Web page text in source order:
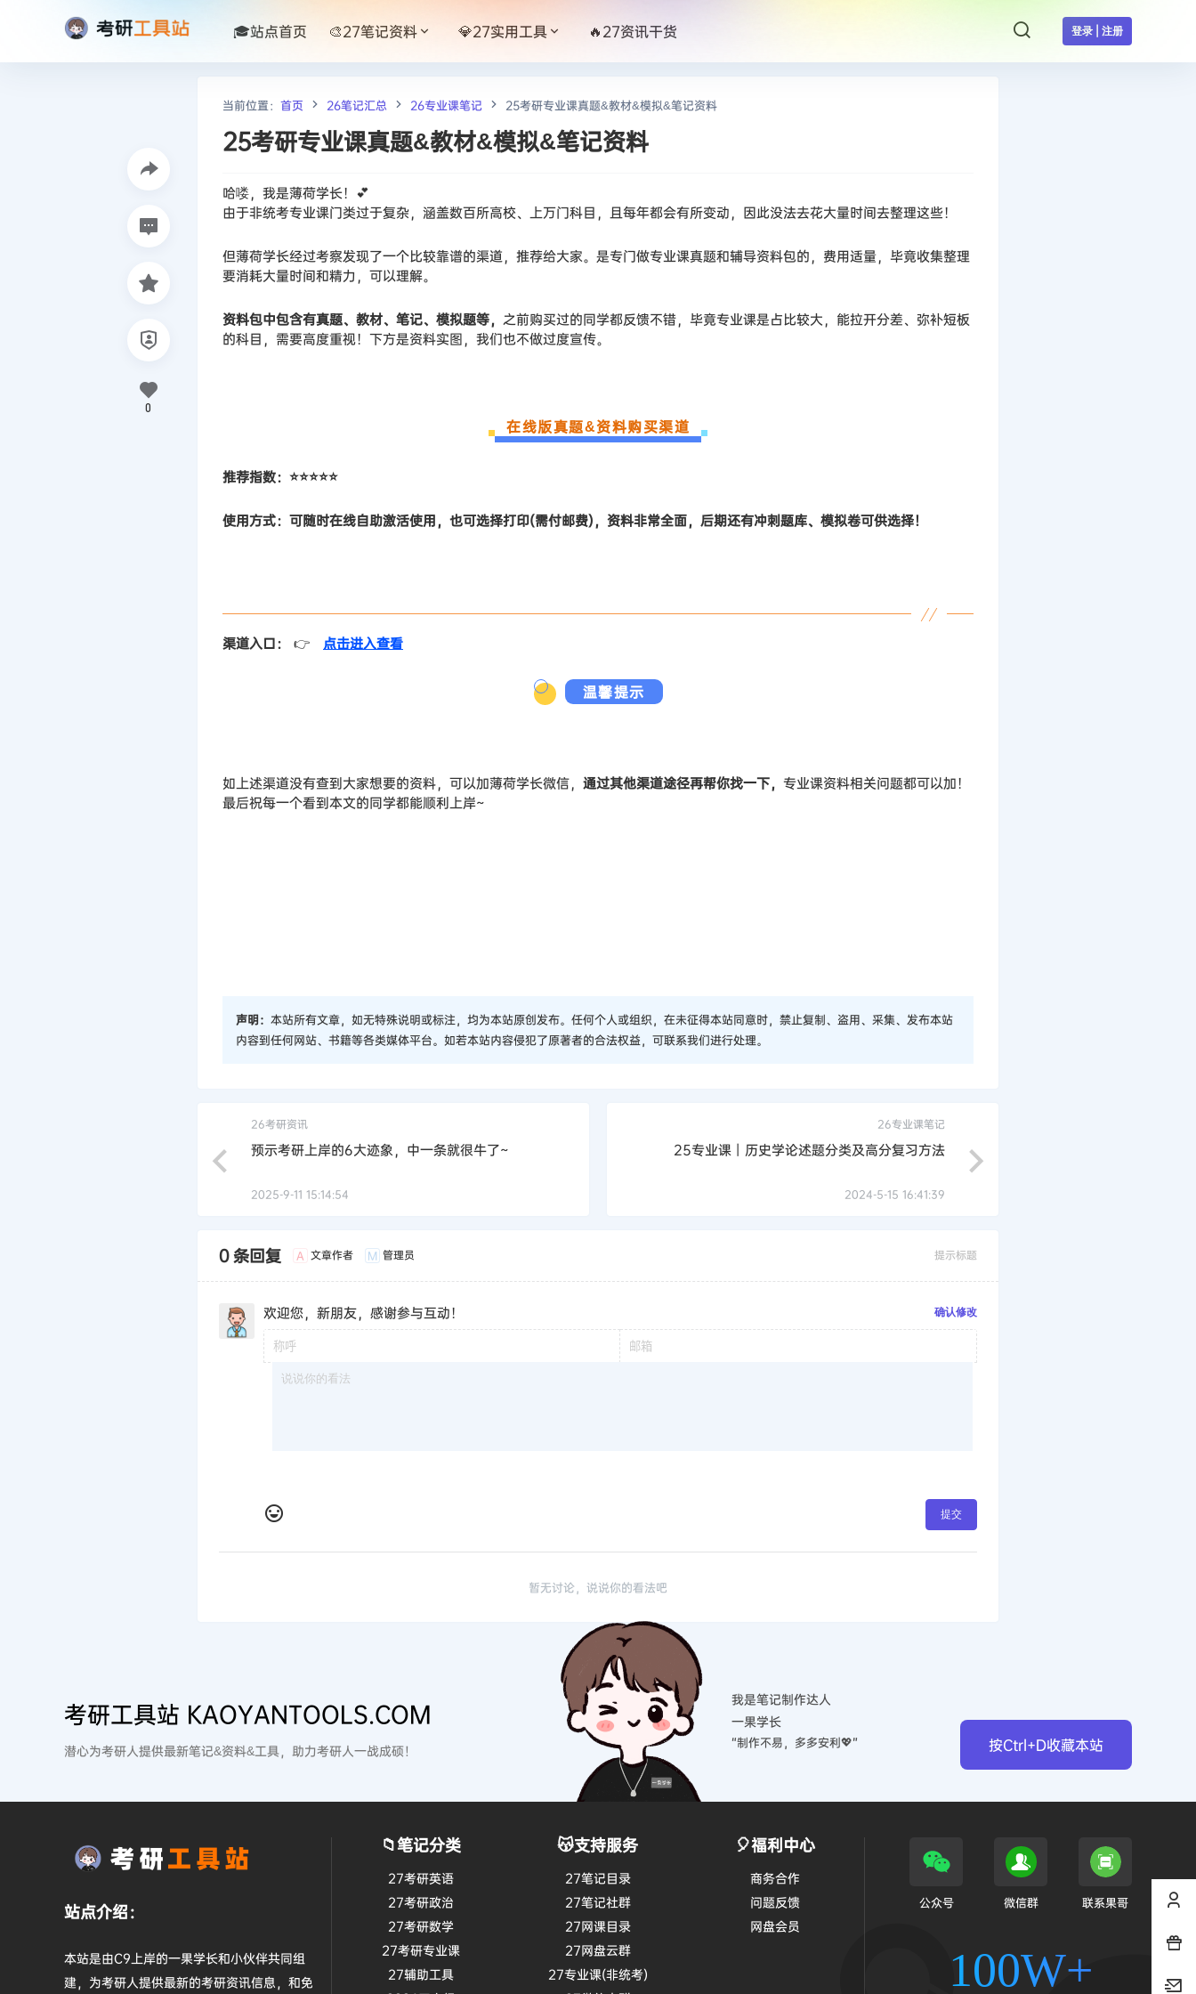
登录 | 注册
🎓站点首页 🎨27笔记资料 💎27实用工具 🔥27资讯干货
当前位置： 首页 26笔记汇总 26专业课笔记 25考研专业课真题&教材&模拟&笔记资料
25考研专业课真题&教材&模拟&笔记资料
哈喽，我是薄荷学长！💕
由于非统考专业课门类过于复杂，涵盖数百所高校、上万门科目，且每年都会有所变动，因此没法去花大量时间去整理这些！
但薄荷学长经过考察发现了一个比较靠谱的渠道，推荐给大家。是专门做专业课真题和辅导资料包的，费用适量，毕竟收集整理
要消耗大量时间和精力，可以理解。
资料包中包含有真题、教材、笔记、模拟题等， 之前购买过的同学都反馈不错，毕竟专业课是占比较大，能拉开分差、弥补短板
的科目，需要高度重视！下方是资料实图，我们也不做过度宣传。
在线版真题&资料购买渠道
推荐指数：⭐⭐⭐⭐⭐
使用方式： 可随时在线自助激活使用，也可选择打印(需付邮费)，资料非常全面，后期还有冲刺题库、模拟卷可供选择！
渠道入口： 👉 点击进入查看
温馨提示
如上述渠道没有查到大家想要的资料，可以加薄荷学长微信， 通过其他渠道途径再帮你找一下， 专业课资料相关问题都可以加！
最后祝每一个看到本文的同学都能顺利上岸~
声明： 本站所有文章，如无特殊说明或标注，均为本站原创发布。任何个人或组织，在未征得本站同意时，禁止复制、盗用、采集、发布本站
内容到任何网站、书籍等各类媒体平台。如若本站内容侵犯了原著者的合法权益，可联系我们进行处理。
0
26考研资讯
预示考研上岸的6大迹象，中一条就很牛了~
2025-9-11 15:14:54
26专业课笔记
25专业课丨历史学论述题分类及高分复习方法
2024-5-15 16:41:39
0 条回复 A 文章作者 M 管理员 提示标题
欢迎您，新朋友，感谢参与互动！ 确认修改
提交
暂无讨论，说说你的看法吧
考研工具站 KAOYANTOOLS.COM
潜心为考研人提供最新笔记&资料&工具，助力考研人一战成硕！ 按Ctrl+D收藏本站
我是笔记制作达人
一果学长
“制作不易，多多安利💖”
站点介绍：
本站是由C9上岸的一果学长和小伙伴共同组
建，为考研人提供最新的考研资讯信息，和免
📁笔记分类
27考研英语
27考研政治
27考研数学
27考研专业课
27辅助工具
😽支持服务
27笔记目录
27笔记社群
27网课目录
27网盘云群
27专业课(非统考)
🎈福利中心
商务合作
问题反馈
网盘会员
公众号 微信群 联系果哥
100W+